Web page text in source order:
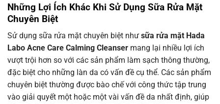
Những Lợi Ích Khác Khi Sử Dụng Sữa Rửa Mặt
Chuyên Biệt
Sử dụng sữa rửa mặt chuyên biệt như sữa rửa mặt Hada
Labo Acne Care Calming Cleanser mang lại nhiều lợi ích
vượt trội hơn so với các sản phẩm làm sạch thông thường,
đặc biệt cho những làn da có vấn đề cụ thể. Các sản phẩm
chuyên biệt thường được bào chế với công thức tập trung
vào giải quyết một hoặc một vài vấn đề da nhất định, giúp